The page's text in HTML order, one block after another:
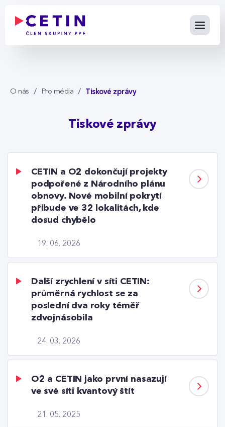
O nás Pro média Tiskové zprávy
Tiskové zprávy
19. 06. 2026
CETIN a O2 dokončují projekty
podpořené z Národního plánu
obnovy. Nové mobilní pokrytí
přibude ve 32 lokalitách, kde
dosud chybělo
24. 03. 2026
Další zrychlení v síti CETIN:
průměrná rychlost se za
poslední dva roky téměř
zdvojnásobila
21. 05. 2025
O2 a CETIN jako první nasazují
ve své síti kvantový štít